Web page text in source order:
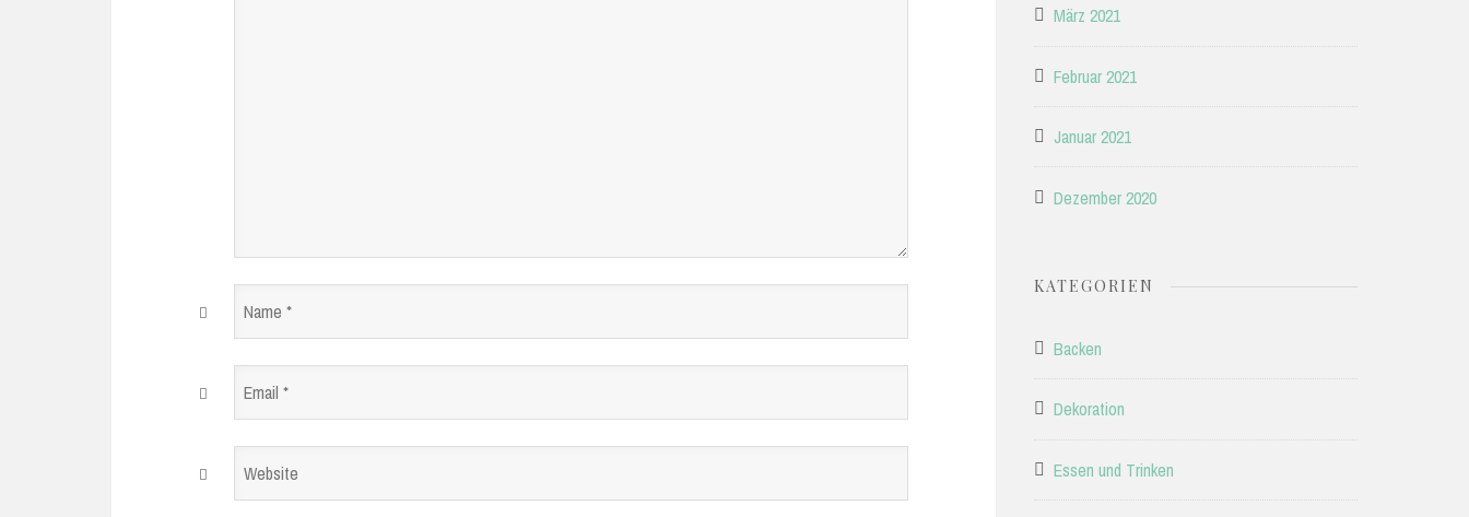
Website
März 2021
Februar 2021
Januar 2021
Dezember 2020
KATEGORIEN
Backen
Dekoration
Essen und Trinken